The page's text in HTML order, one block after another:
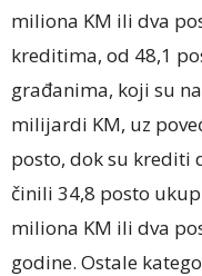
miliona KM ili dva
kreditima, od 48,1
građanima, koji su
milijardi KM, uz
posto, dok su krediti
činili 34,8 posto
miliona KM ili dva
godine. Ostale